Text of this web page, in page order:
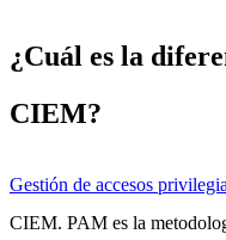
¿Cuál es la
CIEM?
Gestión de accesos
CIEM. PAM es la